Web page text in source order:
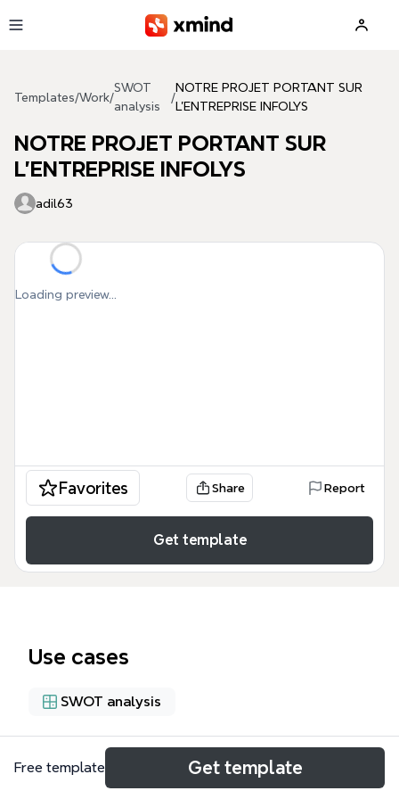
Templates/Work/
SWOT
analysis
/
NOTRE PROJET PORTANT SUR
L'ENTREPRISE INFOLYS
NOTRE PROJET PORTANT SUR
L'ENTREPRISE INFOLYS
adil63
Loading preview...
Favorites Share Report
Get template
Use cases
SWOT analysis
About
Free template Get template